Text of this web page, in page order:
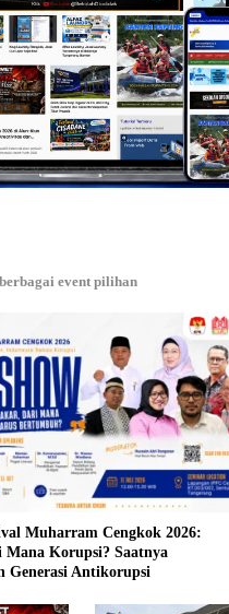
event pilihan
Muharram Cengkok 2026:
Mana Korupsi? Saatnya
Generasi Antikorupsi